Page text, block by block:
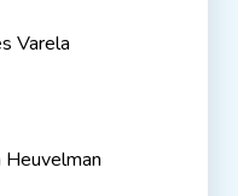
Varela
Heuvelman